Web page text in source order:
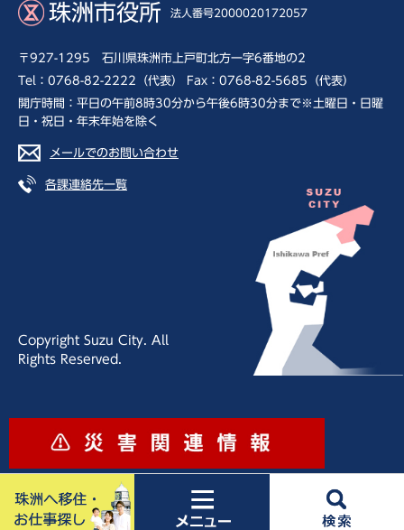
珠洲市役所 法人番号2000020172057
〒927-1295 石川県珠洲市上戸町北方一字6番地の2
Tel：0768-82-2222（代表） Fax：0768-82-5685（代表）
開庁時間：平日の午前8時30分から午後6時30分まで※土曜日・日曜
日・祝日・年末年始を除く
メールでのお問い合わせ
各課連絡先一覧
Copyright Suzu City. All
Rights Reserved.